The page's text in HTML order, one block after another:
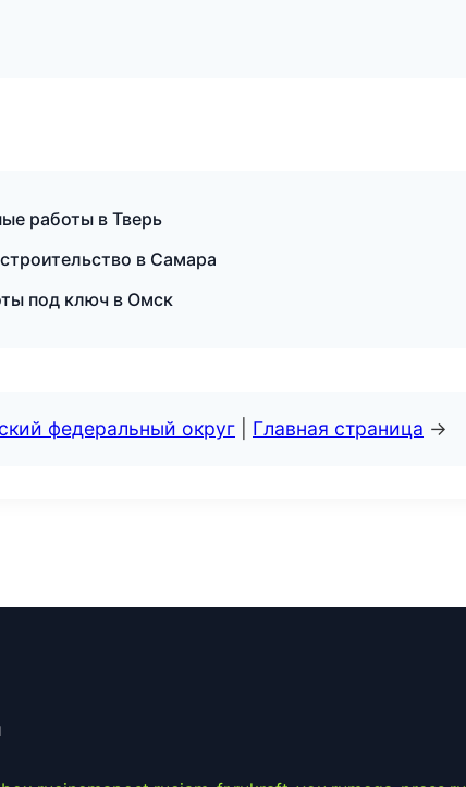
работы в Тверь
в Самара
под ключ в Омск
федеральный округ Главная страница →